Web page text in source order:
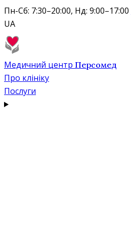
Пн-Сб: 7:30–20:00, Нд: 9:00–17:00
UA
Медичний центр Персомед
Про клініку
Послуги